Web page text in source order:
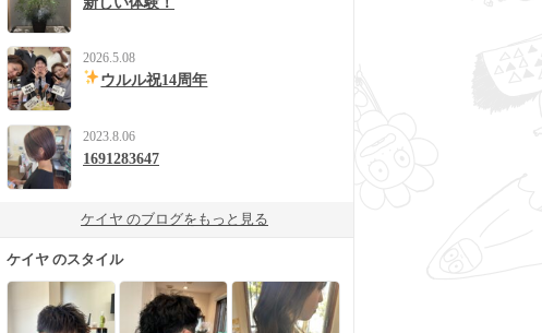
2026.5.08
ウルル祝14周年
2023.8.06
1691283647
ケイヤ のブログをもっと見る
ケイヤ のスタイル